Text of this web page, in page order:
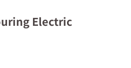
Electric